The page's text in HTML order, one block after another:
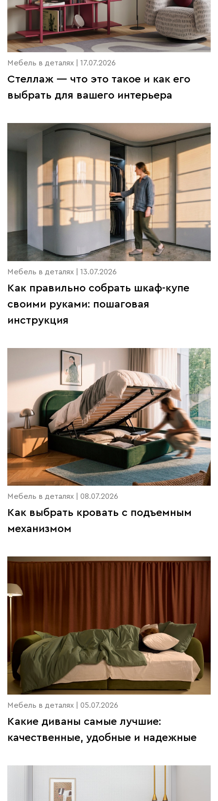
Мебель в деталях | 17.07.2026
Стеллаж — что это такое и как его
выбрать для вашего интерьера
Мебель в деталях | 13.07.2026
Как правильно собрать шкаф-купе
своими руками: пошаговая
инструкция
Мебель в деталях | 08.07.2026
Как выбрать кровать с подъемным
механизмом
Мебель в деталях | 05.07.2026
Какие диваны самые лучшие:
качественные, удобные и надежные